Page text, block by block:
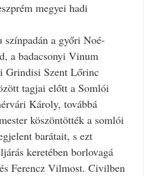
megyei hadi
a győri Noé-
a badacsonyi Vinum
Grindisi Szent Lőrinc
tagjai előtt a Somlói
Károly, továbbá
köszöntötték a somlói
barátait, s ezt
keretében borlovagá
Ferencz Vilmost. Civilben